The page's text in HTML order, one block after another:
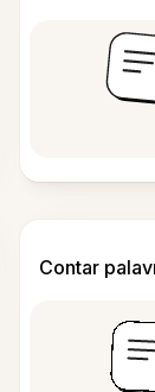
Contar